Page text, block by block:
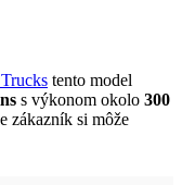
tento model
s výkonom okolo 300
zákazník si môže